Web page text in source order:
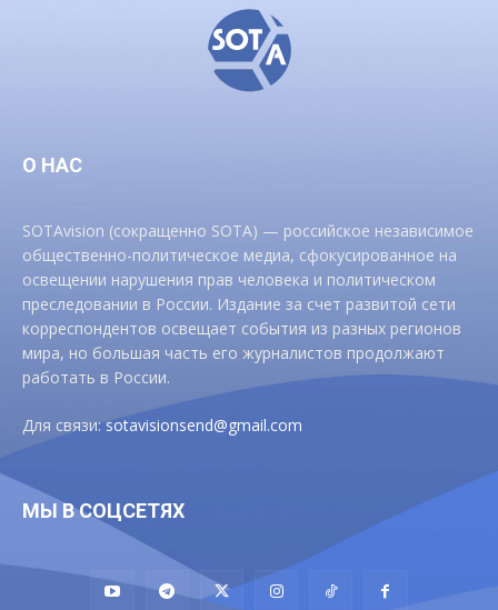
О НАС
SOTAvision (сокращенно SOTA) — российское независимое
общественно-политическое медиа, сфокусированное на
освещении нарушения прав человека и политическом
преследовании в России. Издание за счет развитой сети
корреспондентов освещает события из разных регионов
мира, но большая часть его журналистов продолжают
работать в России.
Для связи:sotavisionsend@gmail.com
МЫ В СОЦСЕТЯХ